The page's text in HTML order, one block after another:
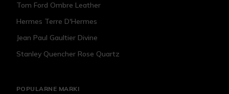
Tom Ford Ombre Leather
Hermes Terre D'Hermes
Jean Paul Gaultier Divine
Stanley Quencher Rose Quartz
POPULARNE MARKI